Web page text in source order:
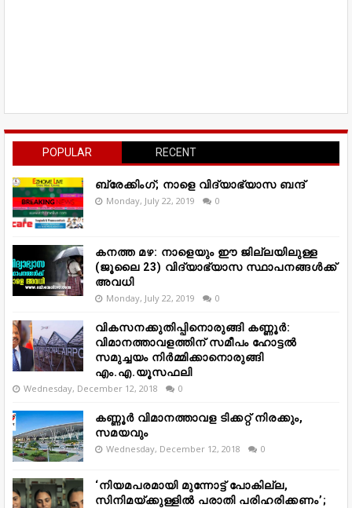
POPULAR RECENT
ബ്രേക്കിംഗ്; നാളെ വിദ്യാഭ്യാസ ബന്ദ്
Monday, July 22, 2019 0
കനത്ത മഴ: നാളെയും ഈ ജില്ലയിലുള്ള
(ജൂലൈ 23) വിദ്യാഭ്യാസ സ്ഥാപനങ്ങൾക്ക്
അവധി
Monday, July 22, 2019 0
വികസനക്കുതിപ്പിനൊരുങ്ങി കണ്ണൂർ:
വിമാനത്താവളത്തിന് സമീപം ഹോട്ടൽ
സമുച്ചയം നിർമ്മിക്കാനൊരുങ്ങി
എം.എ.യൂസഫലി
Wednesday, December 12, 2018 0
കണ്ണൂർ വിമാനത്താവള ടിക്കറ്റ് നിരക്കും,
സമയവും
Wednesday, December 12, 2018 0
‘നിയമപരമായി മുന്നോട്ട് പോകില്ല,
സിനിമയ്ക്കുള്ളിൽ പരാതി പരിഹരിക്കണം’;